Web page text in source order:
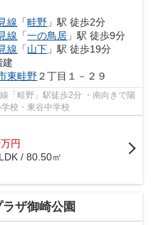
線 「畦野 」駅 徒歩2分
線 「一の鳥居 」駅 徒歩9分
線 「山下 」駅 徒歩19分
建
東畦野２丁目１－２９
「畦野」駅徒歩2分 ・南向きで陽
校・東谷中学校
万円
/ 80.50㎡
ザ御崎公園